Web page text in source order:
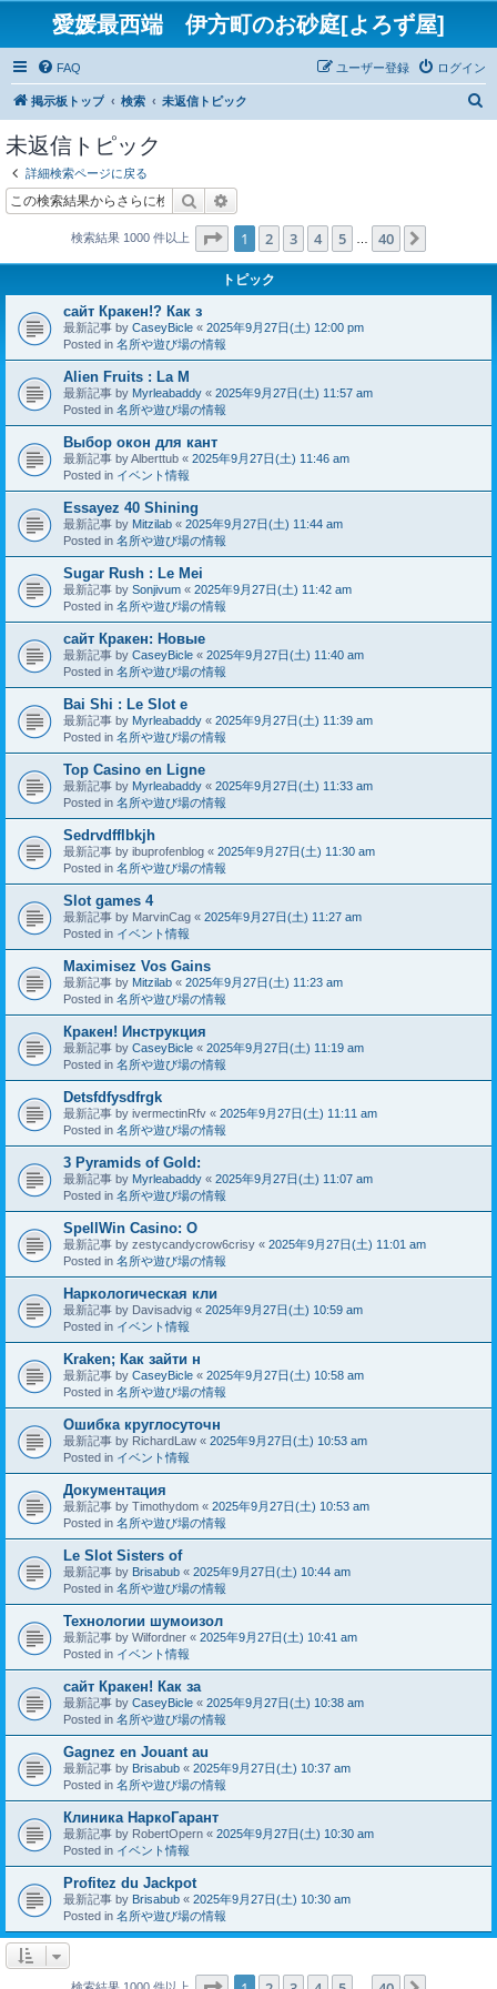
愛媛最西端 伊方町のお砂庭[よろず屋]
FAQ ログイン
ユーザー登録
掲示板トップ 検索 未返信トピック
未返信トピック
詳細検索ページに戻る
検索
検索結果 1000 件以上 ページ1 ／
1 2 3 4 5 40
トピック
сайт Кракен!? Как з
最新記事 by CaseyBicle « 2025年9月27日(土) 12:00 pm
Posted in 名所や遊び場の情報
Alien Fruits : La M
最新記事 by Myrleabaddy « 2025年9月27日(土) 11:57 am
Posted in 名所や遊び場の情報
Выбор окон для кант
最新記事 byAlberttub « 2025年9月27日(土) 11:46 am
Posted in イベント情報
Essayez 40 Shining
最新記事 by Mitzilab « 2025年9月27日(土) 11:44 am
Posted in 名所や遊び場の情報
Sugar Rush : Le Mei
最新記事 by Sonjivum « 2025年9月27日(土) 11:42 am
Posted in 名所や遊び場の情報
сайт Кракен: Новые
最新記事 by CaseyBicle « 2025年9月27日(土) 11:40 am
Posted in 名所や遊び場の情報
Bai Shi : Le Slot e
最新記事 by Myrleabaddy « 2025年9月27日(土) 11:39 am
Posted in 名所や遊び場の情報
Top Casino en Ligne
最新記事 by Myrleabaddy « 2025年9月27日(土) 11:33 am
Posted in 名所や遊び場の情報
Sedrvdfflbkjh
最新記事 by ibuprofenblog « 2025年9月27日(土) 11:30 am
Posted in 名所や遊び場の情報
Slot games 4
最新記事 by MarvinCag « 2025年9月27日(土) 11:27 am
Posted in イベント情報
Maximisez Vos Gains
最新記事 by Mitzilab « 2025年9月27日(土) 11:23 am
Posted in 名所や遊び場の情報
Кракен! Инструкция
最新記事 by CaseyBicle « 2025年9月27日(土) 11:19 am
Posted in 名所や遊び場の情報
Detsfdfysdfrgk
最新記事 by ivermectinRfv « 2025年9月27日(土) 11:11 am
Posted in 名所や遊び場の情報
3 Pyramids of Gold:
最新記事 by Myrleabaddy « 2025年9月27日(土) 11:07 am
Posted in 名所や遊び場の情報
SpellWin Casino: O
最新記事 by zestycandycrow6crisy « 2025年9月27日(土) 11:01 am
Posted in 名所や遊び場の情報
Наркологическая кли
最新記事 by Davisadvig « 2025年9月27日(土) 10:59 am
Posted in イベント情報
Kraken; Как зайти н
最新記事 by CaseyBicle « 2025年9月27日(土) 10:58 am
Posted in 名所や遊び場の情報
Ошибка круглосуточн
最新記事 by RichardLaw « 2025年9月27日(土) 10:53 am
Posted in イベント情報
Документация
最新記事 by Timothydom « 2025年9月27日(土) 10:53 am
Posted in 名所や遊び場の情報
Le Slot Sisters of
最新記事 by Brisabub « 2025年9月27日(土) 10:44 am
Posted in 名所や遊び場の情報
Технологии шумоизол
最新記事 by Wilfordner « 2025年9月27日(土) 10:41 am
Posted in イベント情報
сайт Кракен! Как за
最新記事 by CaseyBicle « 2025年9月27日(土) 10:38 am
Posted in 名所や遊び場の情報
Gagnez en Jouant au
最新記事 by Brisabub « 2025年9月27日(土) 10:37 am
Posted in 名所や遊び場の情報
Клиника НаркоГарант
最新記事 by RobertOpern « 2025年9月27日(土) 10:30 am
Posted in イベント情報
Profitez du Jackpot
最新記事 by Brisabub « 2025年9月27日(土) 10:30 am
Posted in 名所や遊び場の情報
検索結果 1000 件以上